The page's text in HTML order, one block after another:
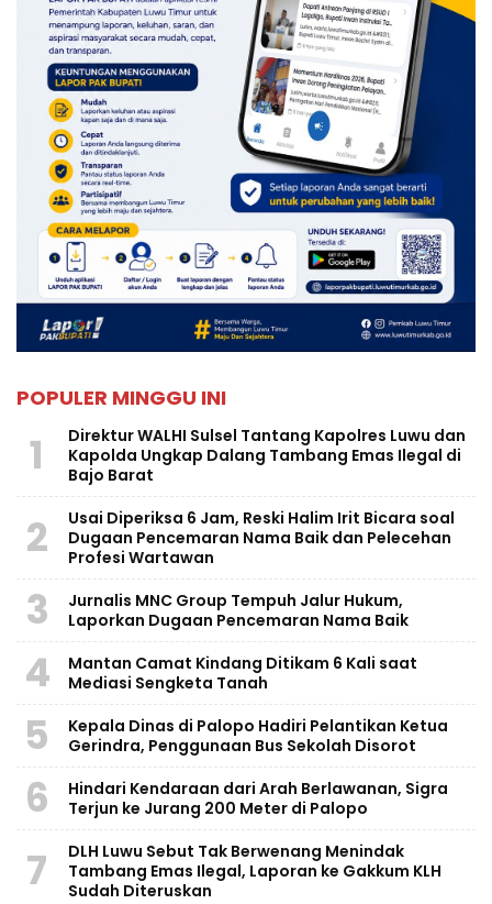
POPULER MINGGU INI
1
Direktur WALHI Sulsel Tantang Kapolres Luwu dan
Kapolda Ungkap Dalang Tambang Emas Ilegal di
Bajo Barat
2
Usai Diperiksa 6 Jam, Reski Halim Irit Bicara soal
Dugaan Pencemaran Nama Baik dan Pelecehan
Profesi Wartawan
3
Jurnalis MNC Group Tempuh Jalur Hukum,
Laporkan Dugaan Pencemaran Nama Baik
4
Mantan Camat Kindang Ditikam 6 Kali saat
Mediasi Sengketa Tanah
5
Kepala Dinas di Palopo Hadiri Pelantikan Ketua
Gerindra, Penggunaan Bus Sekolah Disorot
6
Hindari Kendaraan dari Arah Berlawanan, Sigra
Terjun ke Jurang 200 Meter di Palopo
7
DLH Luwu Sebut Tak Berwenang Menindak
Tambang Emas Ilegal, Laporan ke Gakkum KLH
Sudah Diteruskan